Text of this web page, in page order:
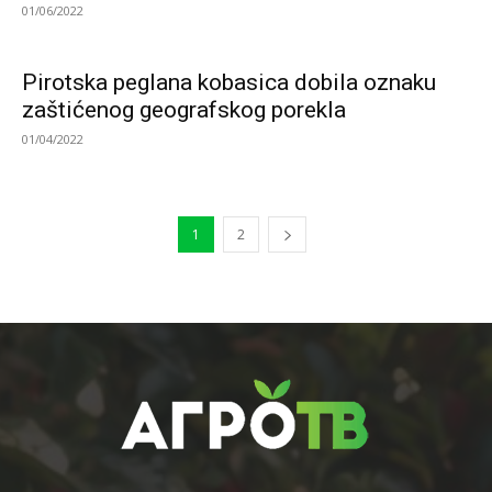
01/06/2022
Pirotska peglana kobasica dobila oznaku
zaštićenog geografskog porekla
01/04/2022
1 2